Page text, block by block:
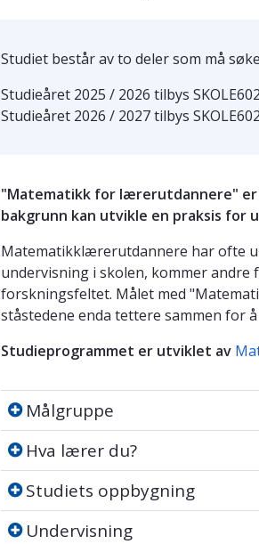
Studiet består av to deler som må
Studieåret 2025 / 2026 tilbys
Studieåret 2026 / 2027 tilbys
"Matematikk for lærerutdannere"
bakgrunn kan utvikle en praksis
Matematikklærerutdannere har ofte
undervisning i skolen, kommer
forskningsfeltet. Målet med
ståstedene enda tettere sammen for
Studieprogrammet er utviklet av
Målgruppe
Målgruppe
Hva lærer du?
Hva lærer du?
Studiets oppbygning
Studiets oppbygning
Undervisning
Undervisning